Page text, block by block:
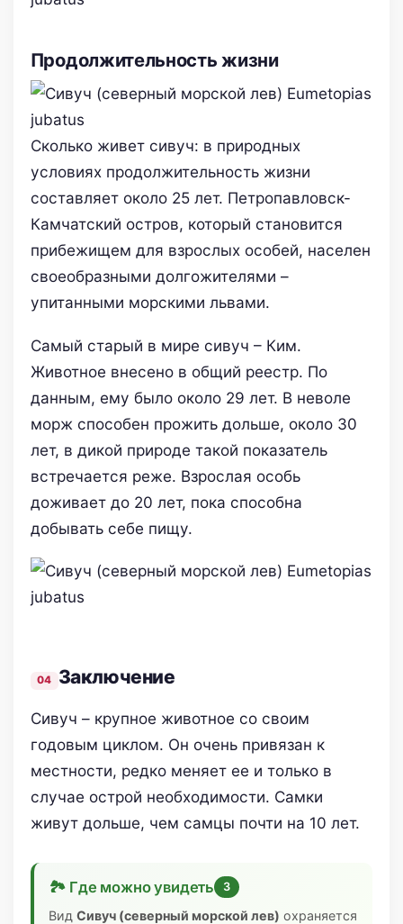
Продолжительность жизни
Сколько живет сивуч: в природных
условиях продолжительность жизни
составляет около 25 лет. Петропавловск-
Камчатский остров, который становится
прибежищем для взрослых особей, населен
своеобразными долгожителями –
упитанными морскими львами.
Самый старый в мире сивуч – Ким.
Животное внесено в общий реестр. По
данным, ему было около 29 лет. В неволе
морж способен прожить дольше, около 30
лет, в дикой природе такой показатель
встречается реже. Взрослая особь
доживает до 20 лет, пока способна
добывать себе пищу.
Заключение
Сивуч – крупное животное со своим
годовым циклом. Он очень привязан к
местности, редко меняет ее и только в
случае острой необходимости. Самки
живут дольше, чем самцы почти на 10 лет.
🏞 Где можно увидеть 3
ВидСивуч (северный морской лев) охраняется